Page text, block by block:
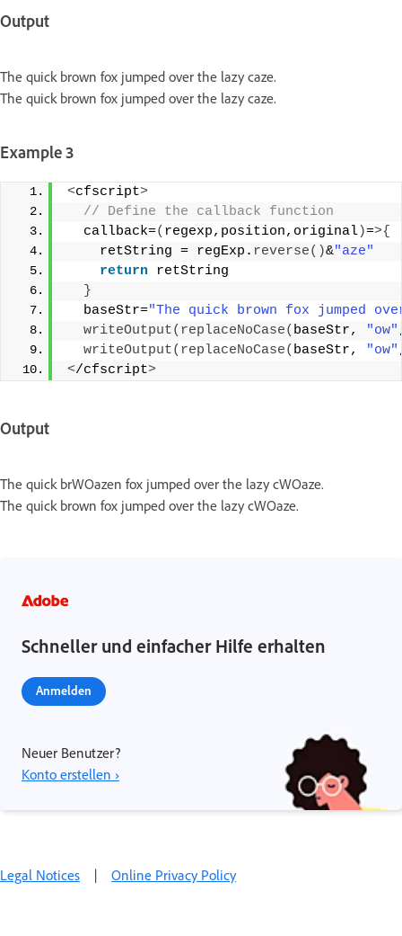
Output
The quick brown fox jumped over the lazy caze.
The quick brown fox jumped over the lazy caze.
Example 3
<cfscript>
// Define the callback function
  callback=
( regexp,position,original)=>{
    retString = regExp.
reverse()&"aze"
return retString
}
  baseStr=
"The quick brown fox jumped
writeOutput( replaceNoCase( baseStr, "ow"
writeOutput( replaceNoCase( baseStr, "ow"
</cfscript>
Output
The quick brWOazen fox jumped over the lazy cWOaze.
The quick brown fox jumped over the lazy cWOaze.
Schneller und einfacher Hilfe erhalten
Anmelden
Neuer Benutzer?
Konto erstellen ›
Legal Notices | Online Privacy Policy